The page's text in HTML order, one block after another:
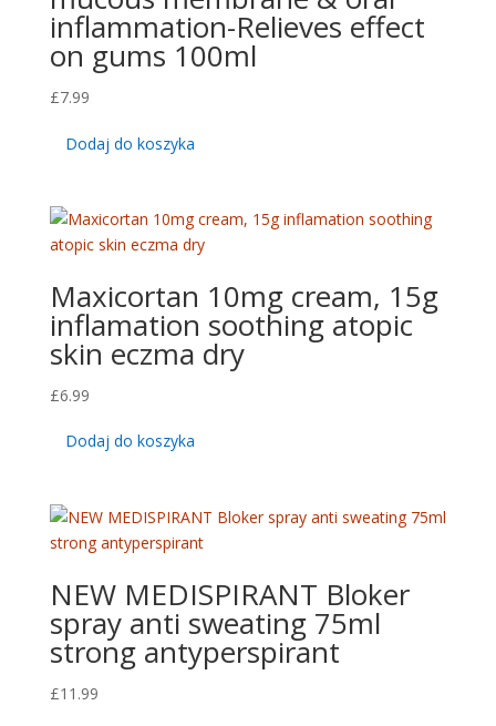
inflammation-Relieves effect
on gums 100ml
£7.99
Dodaj do koszyka
Maxicortan 10mg cream, 15g
inflamation soothing atopic
skin eczma dry
£6.99
Dodaj do koszyka
NEW MEDISPIRANT Bloker
spray anti sweating 75ml
strong antyperspirant
£11.99